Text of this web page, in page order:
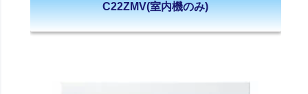
C22ZMV(室内機のみ)